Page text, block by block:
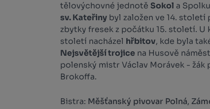
tělovýchovné jednotě Sokol a
sv. Kateřiny byl založen ve 14. století
zbytky fresek z počátku 15. století. U
století nacházel hřbitov, kde byla
Nejsvětější trojice na Husově
polenský mistr Václav Morávek - žák
Brokoffa.
Bistra: Měšťanský pivovar Polná,